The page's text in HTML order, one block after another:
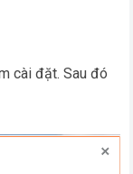
cài đặt. Sau đó